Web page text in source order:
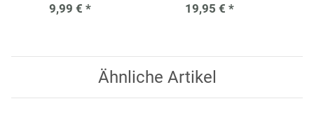
9,99 € * 19,95 € *
Ähnliche Artikel